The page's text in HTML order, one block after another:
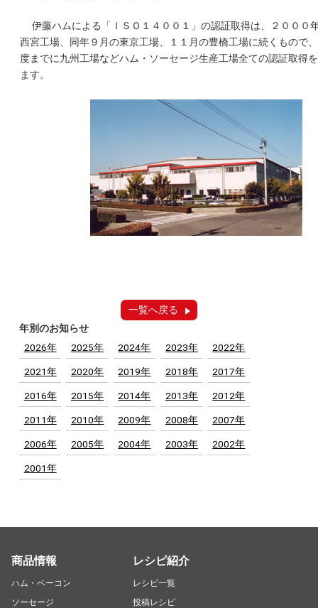
伊藤ハムによる「ＩＳＯ１４００１」の認証取得は、２０００
西宮工場、同年９月の東京工場、１１月の豊橋工場に続くもので
度までに九州工場などハム・ソーセージ生産工場全ての認証取得
ます。
一覧へ戻る
年別のお知らせ
2026年
2025年 2024年 2023年 2022年
2021年 2020年 2019年 2018年 2017年
2016年 2015年 2014年 2013年 2012年
2011年 2010年 2009年 2008年 2007年
2006年 2005年 2004年 2003年 2002年
2001年
商品情報
ハム・ベーコン
ソーセージ
レシピ紹介
レシピ一覧
投稿レシピ